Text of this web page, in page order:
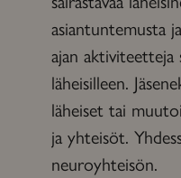
asiantuntemusta
ajan aktiviteetteja
läheisilleen.
läheiset tai
ja yhteisöt.
neuroyhteisön.